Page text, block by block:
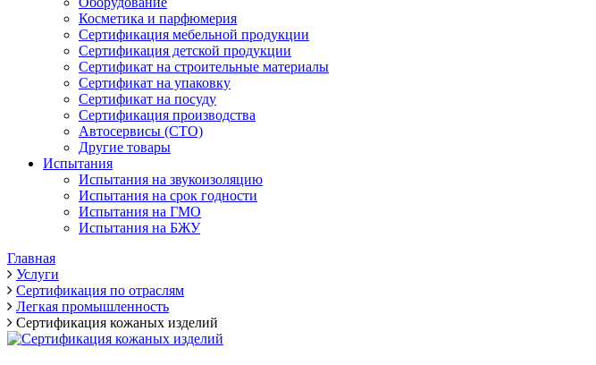
Косметика и парфюмерия
Сертификация мебельной продукции
Сертификация детской продукции
Сертификат на строительные материалы
Сертификат на упаковку
Сертификат на посуду
Сертификация производства
Автосервисы (СТО)
Другие товары
Испытания
Испытания на звукоизоляцию
Испытания на срок годности
Испытания на ГМО
Испытания на БЖУ
Главная
Услуги
Сертификация по отраслям
Легкая промышленность
Сертификация кожаных изделий